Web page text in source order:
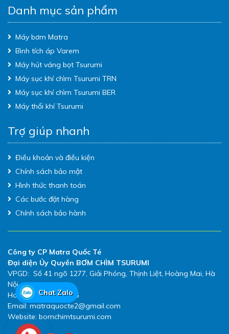
Danh mục sản phẩm
Máy bơm Matra
Bình tích áp Varem
Máy hút váng bọt Tsurumi
Máy sục khí chìm Tsurumi TRN
Máy sục khí chìm Tsurumi BER
Máy thổi khí Tsurumi
Trợ giúp nhanh
Điều khoản và điều kiện
Chính sách bảo mật
Hình thức thanh toán
Các bước đặt hàng
Chính sách bảo hành
Công ty CP Matra Quốc Té
Đại diện Ủy Quyền BƠM CHÌM TSURUMI
VPGD: Số 41 ngõ 1277, Giải Phóng, Thịnh Liệt, Hoàng Mai, Hà
Nội
Hotline: 0983.480.896
Email: matraquocte2@gmail.com
Website: bomchimtsurumi.com
Chat Zalo